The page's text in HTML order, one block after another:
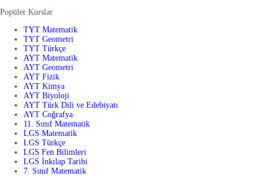
Popüler Kurslar
TYT Matematik
TYT Geometri
TYT Türkçe
AYT Matematik
AYT Geometri
AYT Fizik
AYT Kimya
AYT Biyoloji
AYT Türk Dili ve Edebiyatı
AYT Coğrafya
11. Sınıf Matematik
LGS Matematik
LGS Türkçe
LGS Fen Bilimleri
LGS İnkılap Tarihi
7. Sınıf Matematik